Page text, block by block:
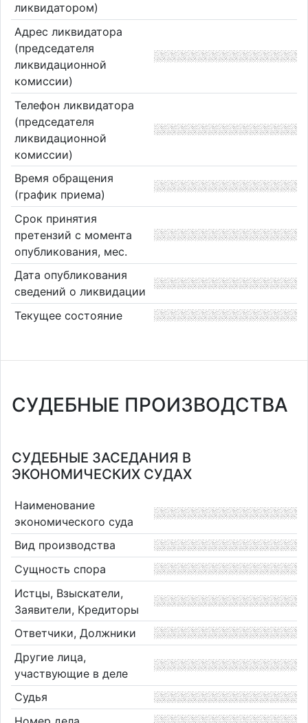
ликвидатором)
Адрес ликвидатора
(председателя
ликвидационной
комиссии)
Телефон ликвидатора
(председателя
ликвидационной
комиссии)
Время обращения
(график приема)
Срок принятия
претензий с момента
опубликования, мес.
Дата опубликования
сведений о ликвидации
Текущее состояние
СУДЕБНЫЕ ПРОИЗВОДСТВА
СУДЕБНЫЕ ЗАСЕДАНИЯ В
ЭКОНОМИЧЕСКИХ СУДАХ
Наименование
экономического суда
Вид производства
Сущность спора
Истцы, Взыскатели,
Заявители, Кредиторы
Ответчики, Должники
Другие лица,
участвующие в деле
Судья